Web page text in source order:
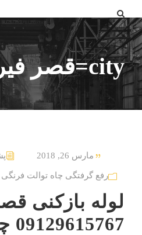
city=قصر فیروزه
مارس 26, 2018
رفع گرفتگی چاه توالت
لوله بازکنی